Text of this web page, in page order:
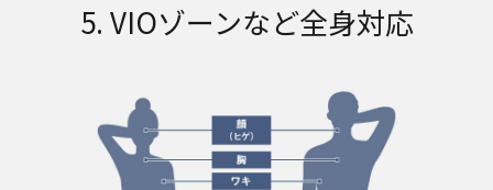
5. VIOゾーンなど全身対応